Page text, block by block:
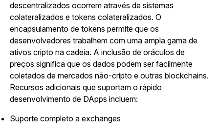
descentralizados ocorrem através de sistemas
colateralizados e tokens colateralizados. O
encapsulamento de tokens permite que os
desenvolvedores trabalhem com uma ampla gama de
ativos cripto na cadeia. A inclusão de oráculos de
preços significa que os dados podem ser facilmente
coletados de mercados não-cripto e outras blockchains.
Recursos adicionais que suportam o rápido
desenvolvimento de DApps incluem:
Suporte completo a exchanges